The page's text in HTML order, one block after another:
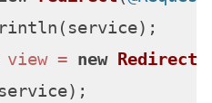
view = new